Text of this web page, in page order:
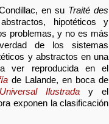
en su Traité des
hipotéticos y
problemas, y no es más
de los sistemas
y abstractos en una
ver reproducida en el
de Lalande, en boca de
Ilustrada y el
exponen la clasificación